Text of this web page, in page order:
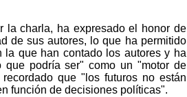
la charla, ha expresado el honor de
de sus autores, lo que ha permitido
que han contado los autores y ha
podría ser" como un "motor de
que "los futuros no están
función de decisiones políticas".